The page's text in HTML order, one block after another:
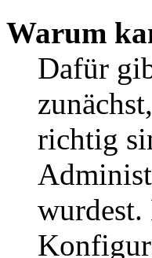
Warum
Dafür
richtig
wurdest.